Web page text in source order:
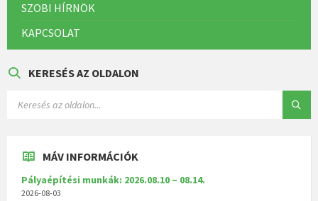
SZOBI HÍRNÖK
KAPCSOLAT
KERESÉS AZ OLDALON
MÁV INFORMÁCIÓK
Pályaépítési munkák: 2026.08.10 – 08.14.
2026-08-03